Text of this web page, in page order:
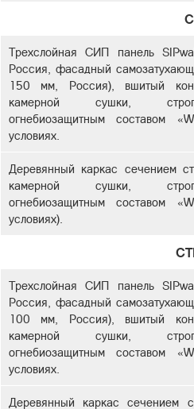
Трехслойная СИП панель
Россия, фасадный
150 мм, Россия), вшитый
камерной сушки,
огнебиозащитным составом
условиях.
Деревянный каркас сечением
камерной сушки,
огнебиозащитным составом
условиях).
Трехслойная СИП панель
Россия, фасадный
100 мм, Россия), вшитый
камерной сушки,
огнебиозащитным составом
условиях.
Деревянный каркас сечением